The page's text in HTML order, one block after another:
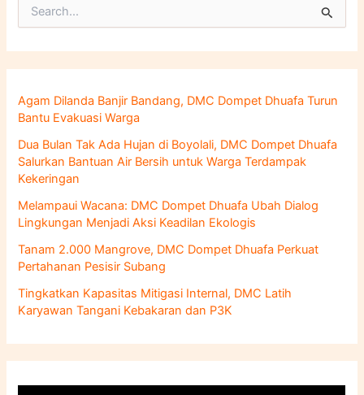
a
t
u
k
:
Agam Dilanda Banjir Bandang, DMC Dompet Dhuafa Turun
Bantu Evakuasi Warga
Dua Bulan Tak Ada Hujan di Boyolali, DMC Dompet Dhuafa
Salurkan Bantuan Air Bersih untuk Warga Terdampak
Kekeringan
Melampaui Wacana: DMC Dompet Dhuafa Ubah Dialog
Lingkungan Menjadi Aksi Keadilan Ekologis
Tanam 2.000 Mangrove, DMC Dompet Dhuafa Perkuat
Pertahanan Pesisir Subang
Tingkatkan Kapasitas Mitigasi Internal, DMC Latih
Karyawan Tangani Kebakaran dan P3K